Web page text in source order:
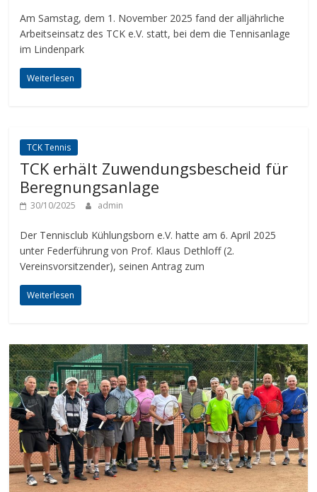
Am Samstag, dem 1. November 2025 fand der alljährliche
Arbeitseinsatz des TCK e.V. statt, bei dem die Tennisanlage
im Lindenpark
Weiterlesen
TCK Tennis
TCK erhält Zuwendungsbescheid für
Beregnungsanlage
30/10/2025 admin
Der Tennisclub Kühlungsborn e.V. hatte am 6. April 2025
unter Federführung von Prof. Klaus Dethloff (2.
Vereinsvorsitzender), seinen Antrag zum
Weiterlesen